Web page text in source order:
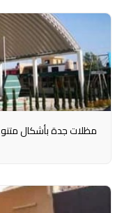
مظلات جدة بأشكال متنوعه